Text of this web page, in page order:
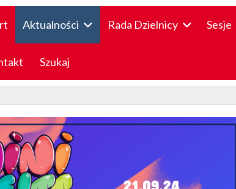
Aktualności Rada Dzielnicy Sesje
Szukaj